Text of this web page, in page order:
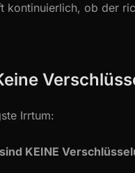
kontinuierlich, ob der
Irrtum:
KEINE